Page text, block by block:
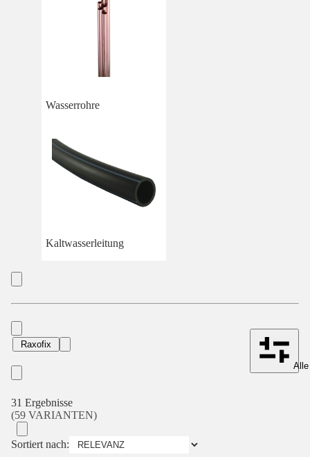
Wasserrohre
Kaltwasserleitung
Raxofix
31 Ergebnisse
(59 VARIANTEN)
Sortiert nach: